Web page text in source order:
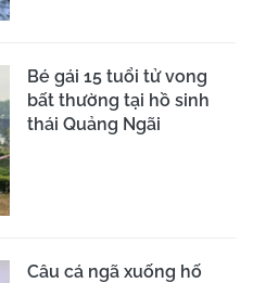
Bé gái 15 tuổi tử vong
bất thường tại hồ sinh
thái Quảng Ngãi
Câu cá ngã xuống hố